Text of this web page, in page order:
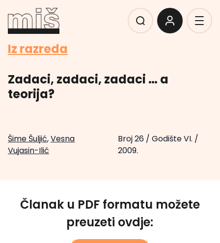
Iz razreda
Zadaci, zadaci, zadaci … a
teorija?
Šime Šuljić,Vesna
Vujasin-Ilić
Broj 26/ Godište VI. /
2009.
Članak u PDF formatu možete
preuzeti ovdje: